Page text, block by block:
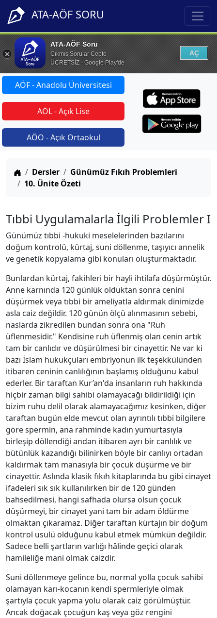
ATA-AÖF SORU
ATA-AÖF Soru
Çıkmış Sorular Cepte
ÜCRETSİZ - Google Play'de
AÇ
AÖF - Anadolu Üniversitesi
AÖL - Açık Lise
AÖO - Açık Ortaokul
Anasayfa
Dersler
Günümüz Fıkıh Problemleri
10. Ünite Özeti
Tıbbi Uygulamalarla İlgili Problemler I
Günümüz tıbbi -hukuki meselelerinden bazılarını
doğum kontrolü, kürtaj, suni döllenme, taşıyıcı annelik
ve genetik kopyalama gibi konuları oluşturmaktadır.
Bunlardan kürtaj, fakihleri bir hayli ihtilafa düşürmüştür.
Anne karnında 120 günlük olduktan sonra cenini
düşürmek veya tıbbi bir ameliyatla aldırmak dinimizde
asla caiz değildir. 120 günün ölçü alınmasının sebebi,
naslarda zikredilen bundan sonra ona "Ruh
üflenmesidir." Kendisine ruh üflenmiş olan cenin artık
tam bir canlıdır ve düşürülmesi bir cinayettir. Ne var ki
bazı İslam hukukçuları embriyonun ilk teşekkülünden
itibaren ceninin canlılığının başlamış olduğunu kabul
ederler. Bir taraftan Kur’an'da insanların ruh hakkında
hiçbir zaman bilgi sahibi olamayacağı bildirildiği için
bizim ruhu delil olarak alamayacağımız kesinken, diğer
taraftan bugün elde mevcut olan ayrıntılı tıbbi bilgilere
göre spermin, ana rahminde kadın yumurtasıyla
birleşip döllendiği andan itibaren ayrı bir canlılık ve
bütünlük kazandığı bilinirken böyle bir canlıyı ortadan
kaldırmak tam manasıyla bir çocuk düşürme ve bir
cinayettir. Aslında klasik fıkıh kitaplarında bu gibi cinayet
ifadeleri sık sık kullanılırken bir de 120 günden
bahsedilmesi, hangi safhada olursa olsun çocuk
düşürmeyi, bir cinayet yani tam bir adam öldürme
olmaktan çıkaramaz. Diğer taraftan kürtajın bir doğum
kontrol usulü olduğunu kabul etmek mümkün değildir.
Sadece belli şartların varlığı hâlinde geçici olarak
hamileliğe mani olmak caizdir.
Suni döllenmeye gelince bu, normal yolla çocuk sahibi
olamayan karı-kocanın kendi spermleriyle olmak
şartıyla çocuk yapma yolu olarak caiz görülmüştür.
Ancak doğacak çocuğun kaş veya göz rengini